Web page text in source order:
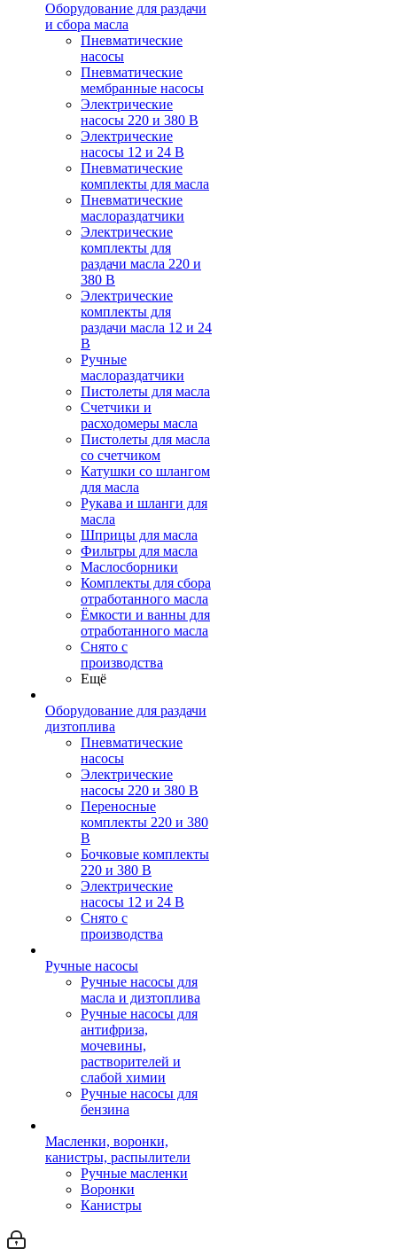
Оборудование для раздачи
и сбора масла
Пневматические
насосы
Пневматические
мембранные насосы
Электрические
насосы 220 и 380 В
Электрические
насосы 12 и 24 В
Пневматические
комплекты для масла
Пневматические
маслораздатчики
Электрические
комплекты для
раздачи масла 220 и
380 В
Электрические
комплекты для
раздачи масла 12 и 24
В
Ручные
маслораздатчики
Пистолеты для масла
Счетчики и
расходомеры масла
Пистолеты для масла
со счетчиком
Катушки со шлангом
для масла
Рукава и шланги для
масла
Шприцы для масла
Фильтры для масла
Маслосборники
Комплекты для сбора
отработанного масла
Ёмкости и ванны для
отработанного масла
Снято с
производства
Ещё
Оборудование для раздачи
дизтоплива
Пневматические
насосы
Электрические
насосы 220 и 380 В
Переносные
комплекты 220 и 380
В
Бочковые комплекты
220 и 380 В
Электрические
насосы 12 и 24 В
Снято с
производства
Ручные насосы
Ручные насосы для
масла и дизтоплива
Ручные насосы для
антифриза,
мочевины,
растворителей и
слабой химии
Ручные насосы для
бензина
Масленки, воронки,
канистры, распылители
Ручные масленки
Воронки
Канистры